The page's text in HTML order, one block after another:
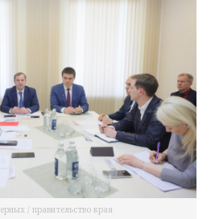
/ правительство края